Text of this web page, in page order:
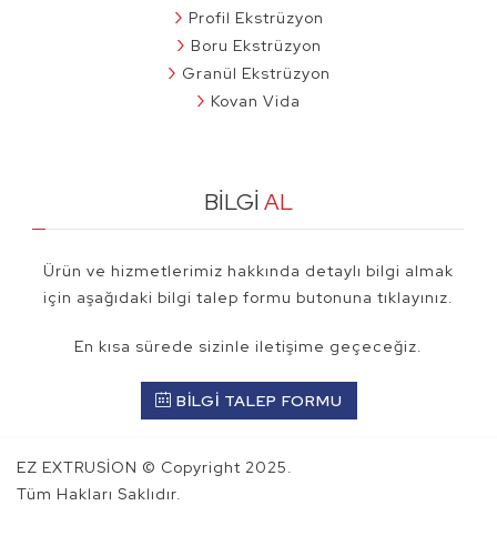
Profil Ekstrüzyon
Boru Ekstrüzyon
Granül Ekstrüzyon
Kovan Vida
BİLGİAL
Ürün ve hizmetlerimiz hakkında detaylı bilgi almak
için aşağıdaki bilgi talep formu butonuna tıklayınız.
En kısa sürede sizinle iletişime geçeceğiz.
BİLGİ TALEP FORMU
EZ EXTRUSİON © Copyright 2025.
Tüm Hakları Saklıdır.